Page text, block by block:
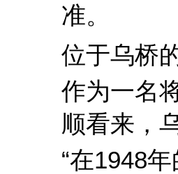
准。
位于乌桥
作为一名
顺看来，
“在1948